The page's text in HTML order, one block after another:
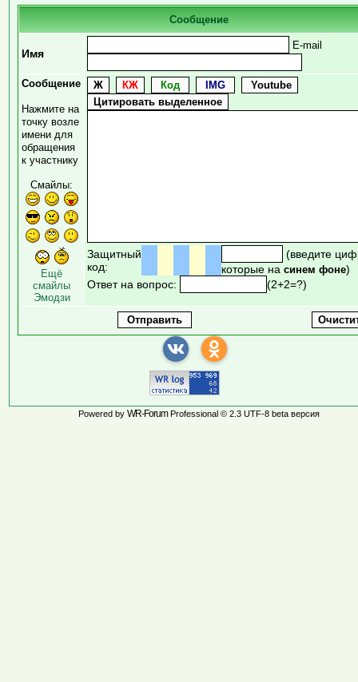
Сообщение
Имя
E-mail
Сообщение
Нажмите на
точку возле
имени для
обращения
к участнику
Смайлы:
Ещё
смайлы
Эмодзи
Защитный
код:
(введите
которые на синем фоне)
Ответ на вопрос:
(2+2=?)
Powered by WR-ForumProfessional © 2.3 UTF-8 beta версия